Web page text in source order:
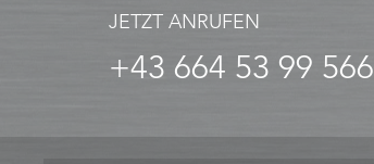
JETZT ANRUFEN
+43 664 53 99 566